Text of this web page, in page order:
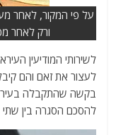
על פי המקור, לאחר
ורק לאחר
לשירותי המודיעין
לעצור את זאם והם
להסכם הסגרה בין שתי